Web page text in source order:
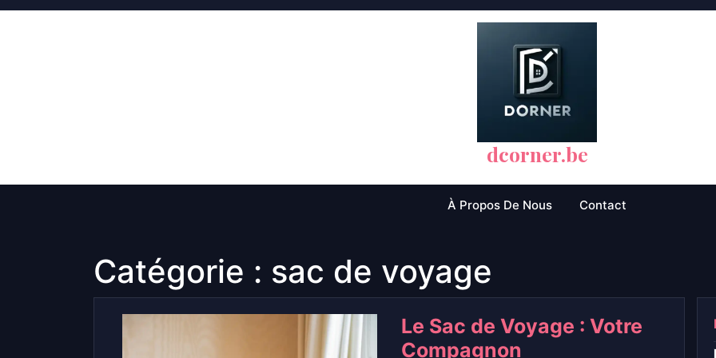
Skip
dcorner.be
À Propos De Nous Contact
Catégorie : sac de voyage
Le Sac de Voyage : Votre
Compagnon